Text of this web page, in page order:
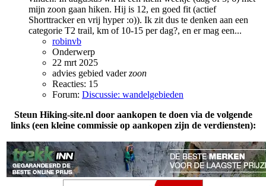
mijn zoon gaan hiken. Hij is 12, en goed fit (actief
Shorttracker en vrij hyper :o)). Ik zit dus te denken aan een
categorie T2 trail, km of 10-15 per dag?, en er mag een...
robinvb
Onderwerp
22 mrt 2025
advies gebied vaderzoon
Reacties: 15
Forum: Discussie: wandelgebieden
Steun Hiking-site.nl door aankopen te doen via de volgende
links (een kleine commissie op aankopen zijn de verdiensten):